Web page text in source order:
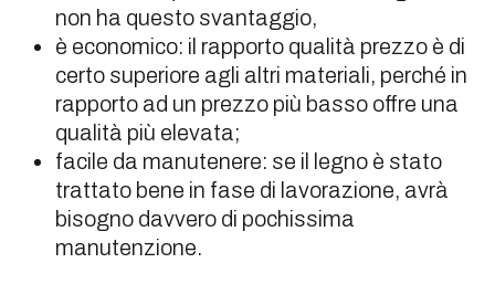
non ha questo svantaggio,
è economico: il rapporto qualità prezzo è di
certo superiore agli altri materiali, perché in
rapporto ad un prezzo più basso offre una
qualità più elevata;
facile da manutenere: se il legno è stato
trattato bene in fase di lavorazione, avrà
bisogno davvero di pochissima
manutenzione.